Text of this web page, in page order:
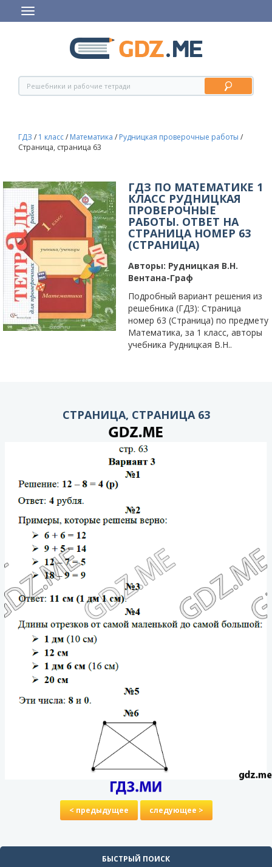
ГДЗ / 1 класс/ Математика / Рудницкая проверочные работы /
Страница, страница 63
ГДЗ ПО МАТЕМАТИКЕ 1
КЛАСС РУДНИЦКАЯ
ПРОВЕРОЧНЫЕ
РАБОТЫ. ОТВЕТ НА
СТРАНИЦА НОМЕР 63
(СТРАНИЦА)
Авторы: Рудницкая В.Н.
Вентана-Граф
Подробный вариант решения из
решебника (ГДЗ): Страница
номер 63 (Страница) по предмету
Математика, за 1 класс, авторы
учебника Рудницкая В.Н..
СТРАНИЦА, СТРАНИЦА 63
< предыдущее следующее >
БЫСТРЫЙ ПОИСК